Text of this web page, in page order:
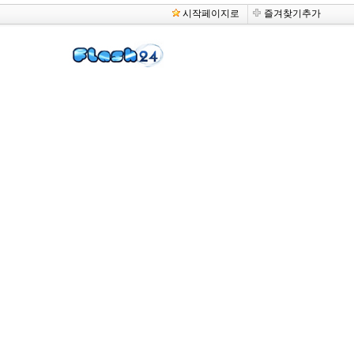
시작페이지로 즐겨찾기추가